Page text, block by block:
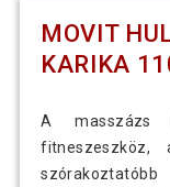
MOVIT
KARIKA
A masszázs
fitneszeszköz,